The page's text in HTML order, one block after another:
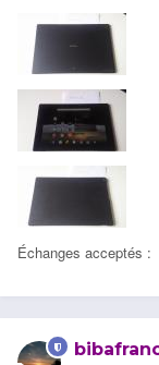
Échanges acceptés :